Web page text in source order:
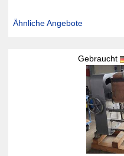
Ähnliche Angebote
Gebraucht